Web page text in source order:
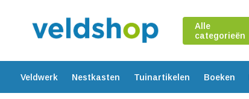
Alle
categorieën
Veldwerk Nestkasten Tuinartikelen Boeken